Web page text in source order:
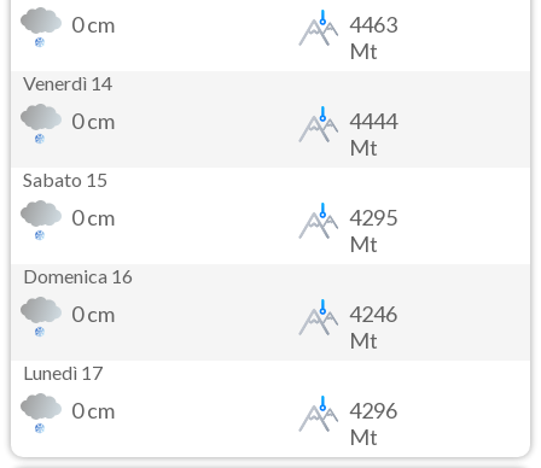
0 cm
4463
Mt
Venerdì 14
0 cm
4444
Mt
Sabato 15
0 cm
4295
Mt
Domenica 16
0 cm
4246
Mt
Lunedì 17
0 cm
4296
Mt